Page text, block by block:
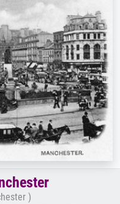
absztrakt, sötét olajkép, álló akt
egy fa mellett.
)